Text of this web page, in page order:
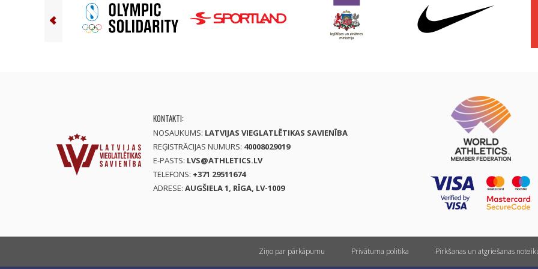
KONTAKTI:
NOSAUKUMS: LATVIJAS VIEGLATLĒTIKAS SAVIENĪBA
REĢISTRĀCIJAS NUMURS: 40008029019
E-PASTS: LVS@ATHLETICS.LV
TELEFONS: +371 29511674
ADRESE: AUGŠIELA 1, RĪGA, LV-1009
Ziņo par pārkāpumu Privātuma politika Pirkšanas un atgriešanas